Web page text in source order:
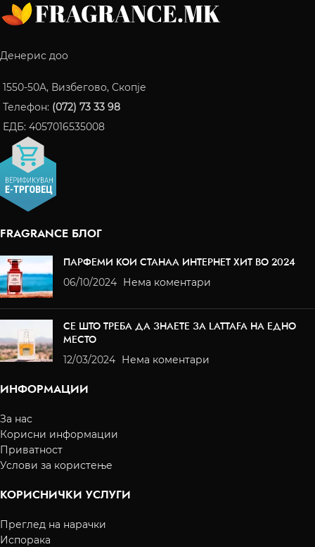
Денерис доо
1550-50A, Визбегово, Скопје
Телефон: (072) 73 33 98
ЕДБ: 4057016535008
FRAGRANCE БЛОГ
ПАРФЕМИ КОИ СТАНАА ИНТЕРНЕТ ХИТ ВО 2024
06/10/2024 Нема коментари
СЕ ШТО ТРЕБА ДА ЗНАЕТЕ ЗА LATTAFA НА ЕДНО
МЕСТО
12/03/2024 Нема коментари
ИНФОРМАЦИИ
За нас
Корисни информации
Приватност
Услови за користење
КОРИСНИЧКИ УСЛУГИ
Преглед на нарачки
Испорака